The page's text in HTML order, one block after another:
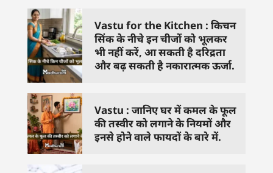
Vastu for the Kitchen : किचन
सिंक के नीचे इन चीजों को भूलकर
भी नहीं करें, आ सकती है दरिद्रता
और बढ़ सकती है नकारात्मक ऊर्जा.
Vastu : जानिए घर में कमल के फूल
की तस्वीर को लगाने के नियमों और
इनसे होने वाले फायदों के बारे में.